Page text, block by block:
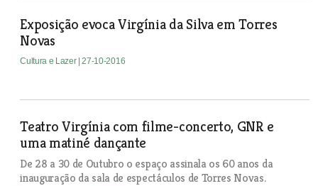
Exposição evoca Virgínia da Silva em Torres
Novas
Cultura e Lazer | 27-10-2016
Teatro Virgínia com filme-concerto, GNR e
uma matiné dançante
De 28 a 30 de Outubro o espaço assinala os 60 anos da
inauguração da sala de espectáculos de Torres Novas.